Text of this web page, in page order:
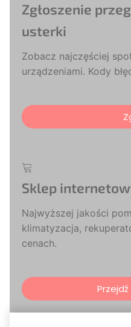
Zgłoszenie
usterki
Zobacz najczęściej
urządzeniami. Kody
Sklep
Najwyższej jakości
klimatyzacja,
cenach.